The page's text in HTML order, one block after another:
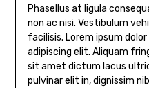
Phasellus at ligula
non ac nisi. Vestibulum
facilisis. Lorem ipsum
adipiscing elit. Aliquam
sit amet dictum lacus
pulvinar elit in, dignissim